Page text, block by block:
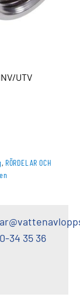
UTV
, RÖRDELAR OCH
34 35 36